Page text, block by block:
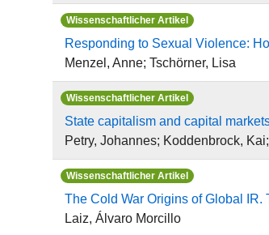
Wissenschaftlicher Artikel
Responding to Sexual Violence:
Menzel, Anne; Tschörner, Lisa
Wissenschaftlicher Artikel
State capitalism and capital
Petry, Johannes; Koddenbrock,
Wissenschaftlicher Artikel
The Cold War Origins of Global
Laiz, Álvaro Morcillo